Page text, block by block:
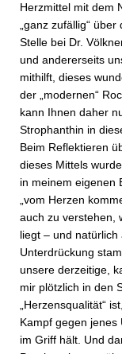
Herzmittel mit dem
„ganz zufällig“
Stelle bei Dr.
und andererseits
mithilft, dieses
der „modernen“
kann Ihnen daher
Strophanthin in
Beim Reflektieren
dieses Mittels
in meinem eigenen
„vom Herzen
auch zu verstehen,
liegt – und
Unterdrückung
unsere derzeitige,
mir plötzlich in den
„Herzensqualität“
Kampf gegen jenes
im Griff hält. Und